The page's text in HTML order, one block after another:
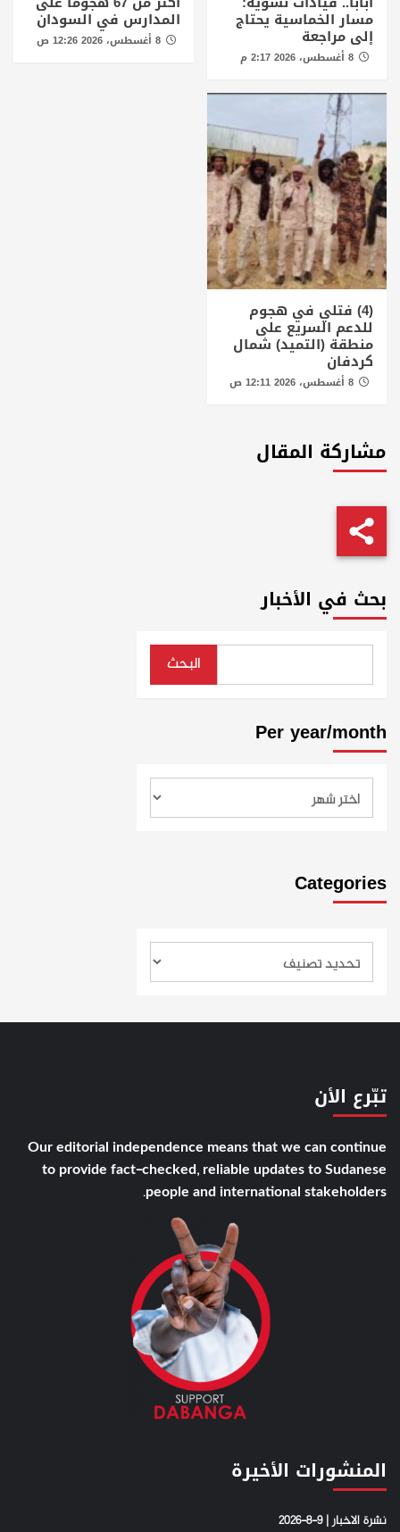
مسار الخماسية يحتاج
إلى مراجعة
المدارس في السودان
8 أغسطس، 2026 12:26 ص
(4) فتلي في هجوم
للدعم السريع على
منطقة (التميد) شمال
كردفان
مشاركة المقال
بحث في الأخبار
البحث
Per year/month
Categories
تبّرع الأن
Our editorial independence means that we can continue
to provide fact-checked, reliable updates to Sudanese
people and international stakeholders.
المنشورات الأخيرة
نشرة الاخبار | 9-8-2026